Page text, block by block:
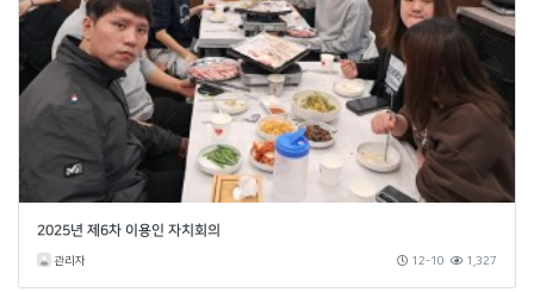
2025년 제6차 이용인 자치회의
관리자 12-10 1,327